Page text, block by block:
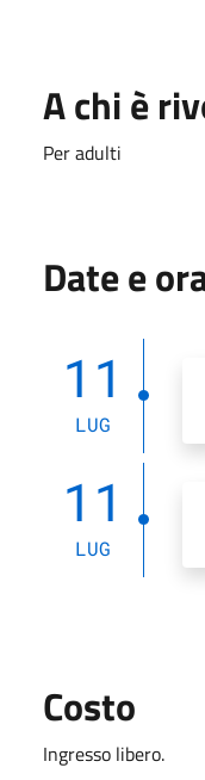
A chi è
Per adulti
Date e
11
LUG
11
LUG
Costo
Ingresso libero.